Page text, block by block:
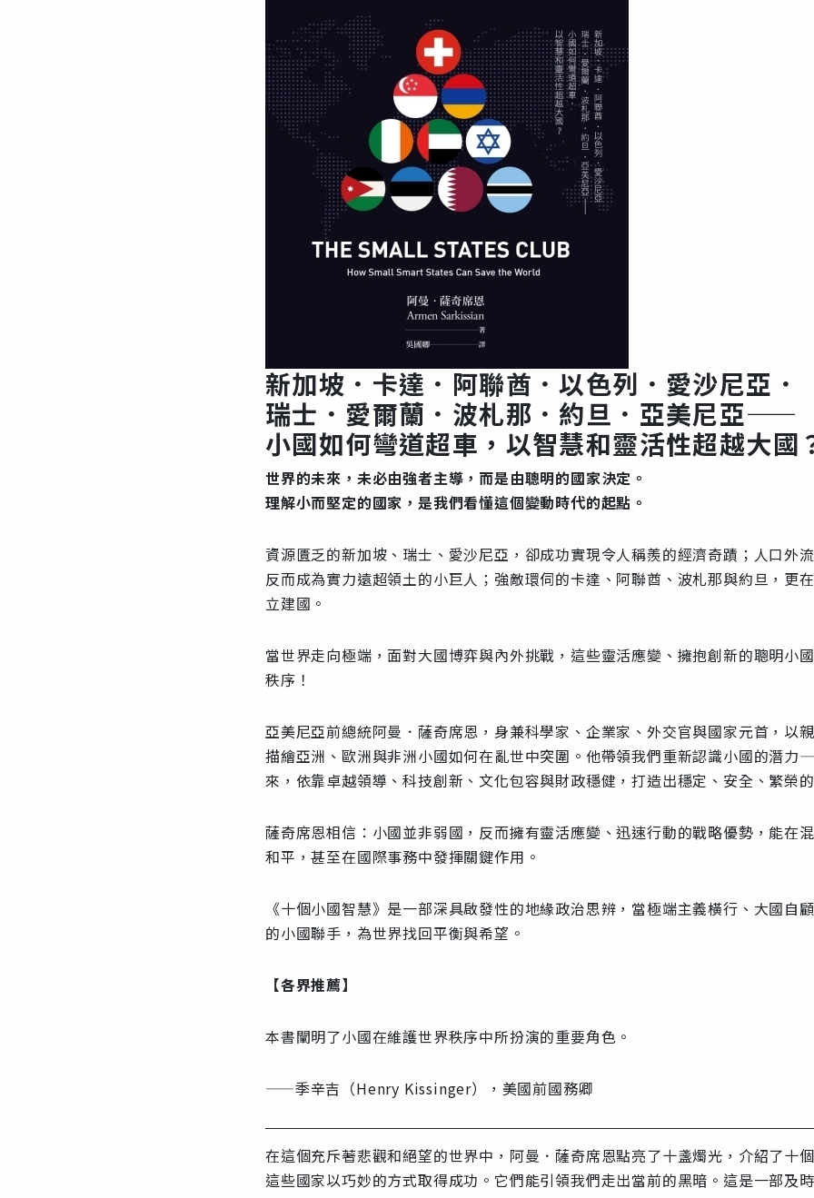
新加坡．卡達．阿聯酋．以色列．愛沙尼亞．
瑞士．愛爾蘭．波札那．約旦．亞美尼亞—
小國如何彎道超車，以智慧和靈活性超越大國
世界的未來，未必由強者主導，而是由聰明的國家決定。
理解小而堅定的國家，是我們看懂這個變動時代的起點。
資源匱乏的新加坡、瑞士、愛沙尼亞，卻成功實現令人稱羨的經濟奇蹟；人口外
反而成為實力遠超領土的小巨人；強敵環伺的卡達、阿聯酋、波札那與約旦，更
立建國。
當世界走向極端，面對大國博弈與內外挑戰，這些靈活應變、擁抱創新的聰明小
秩序！
亞美尼亞前總統阿曼．薩奇席恩，身兼科學家、企業家、外交官與國家元首，以
描繪亞洲、歐洲與非洲小國如何在亂世中突圍。他帶領我們重新認識小國的潛
來，依靠卓越領導、科技創新、文化包容與財政穩健，打造出穩定、安全、繁榮
薩奇席恩相信：小國並非弱國，反而擁有靈活應變、迅速行動的戰略優勢，能在
和平，甚至在國際事務中發揮關鍵作用。
《十個小國智慧》是一部深具啟發性的地緣政治思辨，當極端主義橫行、大國自
的小國聯手，為世界找回平衡與希望。
【各界推薦】
本書闡明了小國在維護世界秩序中所扮演的重要角色。
——季辛吉（Henry Kissinger），美國前國務卿
在這個充斥著悲觀和絕望的世界中，阿曼．薩奇席恩點亮了十盞燭光，介紹了十
這些國家以巧妙的方式取得成功。它們能引領我們走出當前的黑暗。這是一部及